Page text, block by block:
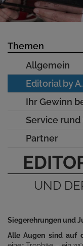
Themen
Allgemein
Editorial by
Ihr Gewinn
Service
Partner
UND
Siegerehrungen und
Alle Augen sind auf